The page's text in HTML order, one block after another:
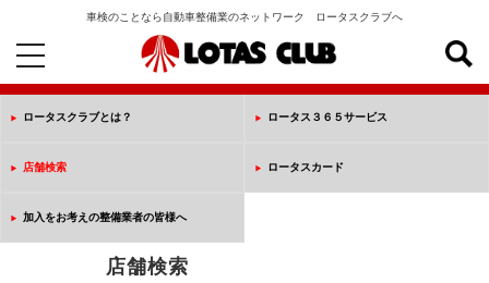
車検のことなら自動車整備業のネットワーク ロータスクラブへ
toggle
navigation
ロータスクラブとは？ ロータス３６５サービス
店舗検索 ロータスカード
加入をお考えの整備業者の皆様へ
店舗検索